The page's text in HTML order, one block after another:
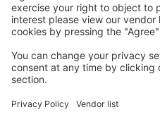
Economiseşte mai
Prețuri atractive și
conectați.
Cazarea preferată
apartamente și altele.